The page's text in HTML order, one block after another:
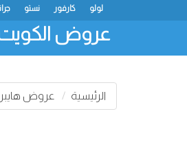
نستو كارفور لولو
عروض
الرئيسية عروض